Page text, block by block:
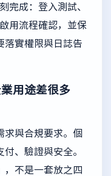
完成：登入測試、
用流程確認，並保
落實權限與日誌告
用途差很多
求與合規要求。個
、驗證與安全。
，不是一套放之四